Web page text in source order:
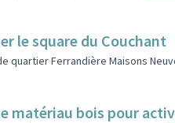
le square du Couchant
quartier Ferrandière Maisons
matériau bois pour